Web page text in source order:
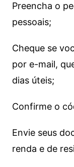
Preencha o
pessoais;
Cheque se
por e-mail,
dias úteis;
Confirme o
Envie seus
renda e de